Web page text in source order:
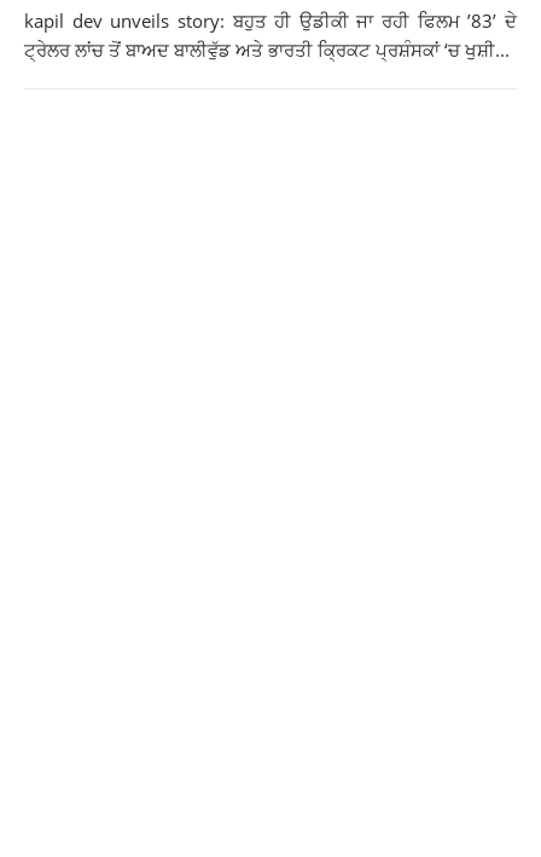
kapil dev unveils story: ਬਹੁਤ ਹੀ ਉਡੀਕੀ ਜਾ ਰਹੀ ਫਿਲਮ ’83’ ਦੇ
ਟ੍ਰੇਲਰ ਲਾਂਚ ਤੋਂ ਬਾਅਦ ਬਾਲੀਵੁੱਡ ਅਤੇ ਭਾਰਤੀ ਕ੍ਰਿਕਟ ਪ੍ਰਸ਼ੰਸਕਾਂ ‘ਚ ਖੁਸ਼ੀ...